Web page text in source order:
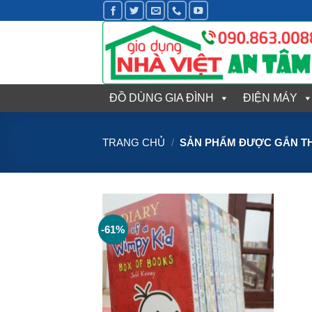
qua
ĐỒ DÙNG GIA ĐÌNH ĐIỆN MÁY
TRANG CHỦ / SẢN PHẨM ĐƯỢC GẮN
-61%